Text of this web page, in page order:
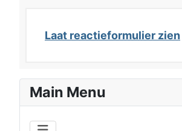
Main Menu
Laat reactieformulier zien